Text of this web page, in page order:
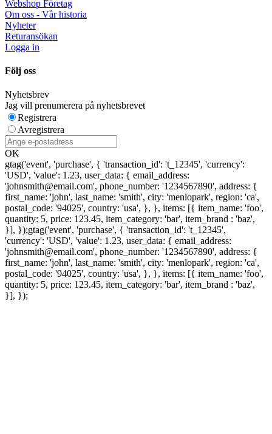
Webshop Företag
Om oss - Vår historia
Nyheter
Returansökan
Logga in
Följ oss
Nyhetsbrev
Jag vill prenumerera på nyhetsbrevet
Registrera
Avregistrera
OK
gtag('event', 'purchase', { 'transaction_id': 't_12345', 'currency':
'USD', 'value': 1.23, user_data: { email_address:
'johnsmith@email.com', phone_number: '1234567890', address: {
first_name: 'john', last_name: 'smith', city: 'menlopark', region: 'ca',
postal_code: '94025', country: 'usa', }, }, items: [{ item_name: 'foo',
quantity: 5, price: 123.45, item_category: 'bar', item_brand : 'baz',
}], });gtag('event', 'purchase', { 'transaction_id': 't_12345',
'currency': 'USD', 'value': 1.23, user_data: { email_address:
'johnsmith@email.com', phone_number: '1234567890', address: {
first_name: 'john', last_name: 'smith', city: 'menlopark', region: 'ca',
postal_code: '94025', country: 'usa', }, }, items: [{ item_name: 'foo',
quantity: 5, price: 123.45, item_category: 'bar', item_brand : 'baz',
}], });